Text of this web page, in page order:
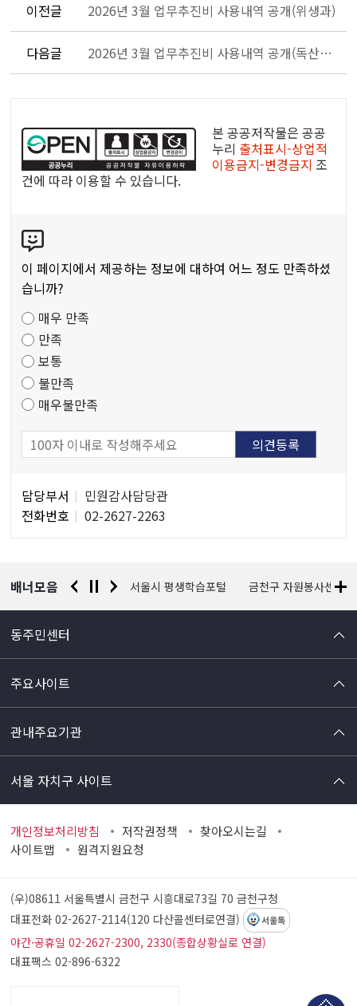
이전글 2026년 3월 업무추진비 사용내역 공개(위생과)
다음글 2026년 3월 업무추진비 사용내역 공개(독산2동)
공
리
공
저
작
물
본 공공저작물은 공공
누리 출처표시-상업적
이용금지-변경금지 조
건에 따라 이용할 수 있습니다.
텐
츠
만
도
조
사
이 페이지에서 제공하는 정보에 대하여 어느 정도 만족하셨
습니까?
매우 만족
만족
보통
불만족
매우불만족
당
자
담당부서
민원감사담당관
전화번호
02-2627-2263
배너모음
찰청 유실물 통합포털 서울시 평생학습포털 금천구 자원봉사센터
동주민센터
주요사이트
관내주요기관
서울 자치구 사이트
개인정보처리방침 저작권정책
찾아오시는길
사이트맵
원격지원요청
(우)08611 서울특별시 금천구 시흥대로73길 70금천구청
대표전화 02-2627-2114(120 다산콜센터로연결)
서울톡
야간·공휴일 02-2627-2300, 2330(종합상황실로 연결)
대표팩스 02-896-6322